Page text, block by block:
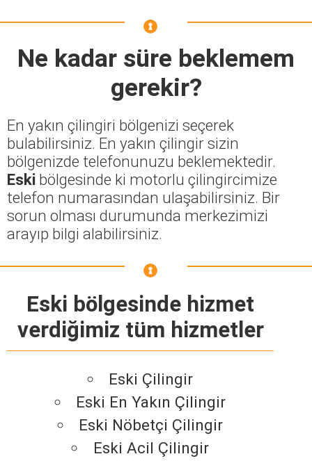
Ne kadar süre beklemem
gerekir?
En yakın çilingiri bölgenizi seçerek
bulabilirsiniz. En yakın çilingir sizin
bölgenizde telefonunuzu beklemektedir.
Eski bölgesinde ki motorlu çilingircimize
telefon numarasından ulaşabilirsiniz. Bir
sorun olması durumunda merkezimizi
arayıp bilgi alabilirsiniz.
Eski bölgesinde hizmet
verdiğimiz tüm hizmetler
Eski Çilingir
Eski En Yakın Çilingir
Eski Nöbetçi Çilingir
Eski Acil Çilingir